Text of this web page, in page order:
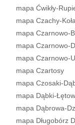
mapa Ćwikły-
mapa Czachy-
mapa Czarnowo-
mapa Czarnowo-
mapa Czarnowo-
mapa Czartosy
mapa Czosaki-
mapa Dąbki-
mapa Dąbrowa-
mapa Długobórz